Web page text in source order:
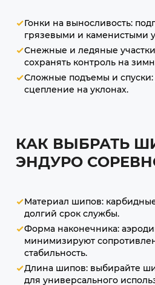
Гонки на выносливость:
грязевыми и каменистыми
Снежные и ледяные
сохранять контроль на
Сложные подъемы и
сцепление на уклонах.
КАК ВЫБРАТЬ
ЭНДУРО
Материал шипов:
долгий срок службы.
Форма наконечника:
минимизируют
стабильность.
Длина шипов: выбирайте
для универсального